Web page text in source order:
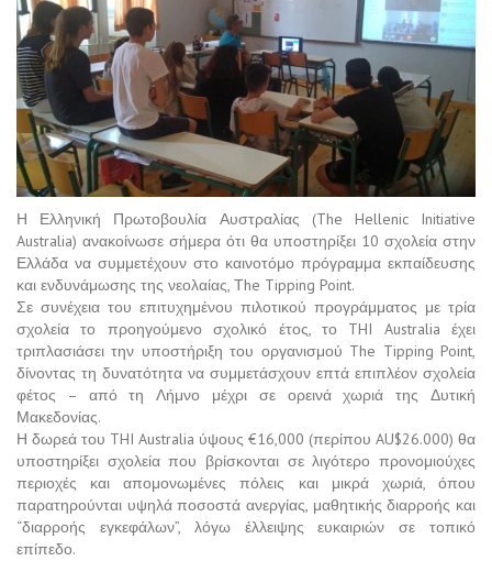
Η Ελληνική Πρωτοβουλία Αυστραλίας (The Hellenic Initiative
Australia) ανακοίνωσε σήμερα ότι θα υποστηρίξει 10 σχολεία στην
Ελλάδα να συμμετέχουν στο καινοτόμο πρόγραμμα εκπαίδευσης
και ενδυνάμωσης της νεολαίας, Τhe Tipping Point.
Σε συνέχεια του επιτυχημένου πιλοτικού προγράμματος με τρία
σχολεία το προηγούμενο σχολικό έτος, το THI Australia έχει
τριπλασιάσει την υποστήριξη του οργανισμού The Tipping Point,
δίνοντας τη δυνατότητα να συμμετάσχουν επτά επιπλέον σχολεία
φέτος – από τη Λήμνο μέχρι σε ορεινά χωριά της Δυτική
Μακεδονίας.
Η δωρεά του THI Australia ύψους €16,000 (περίπου AU$26.000) θα
υποστηρίξει σχολεία που βρίσκονται σε λιγότερο προνομιούχες
περιοχές και απομονωμένες πόλεις και μικρά χωριά, όπου
παρατηρούνται υψηλά ποσοστά ανεργίας, μαθητικής διαρροής και
“διαρροής εγκεφάλων”, λόγω έλλειψης ευκαιριών σε τοπικό
επίπεδο.